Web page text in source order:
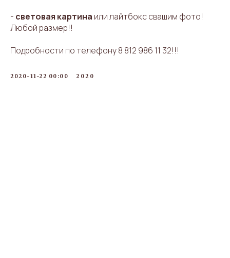
- световая картина или лайтбокс свашим фото!
Любой размер!!
Подробности по телефону 8 812 986 11 32!!!
2020-11-22 00:00 2020